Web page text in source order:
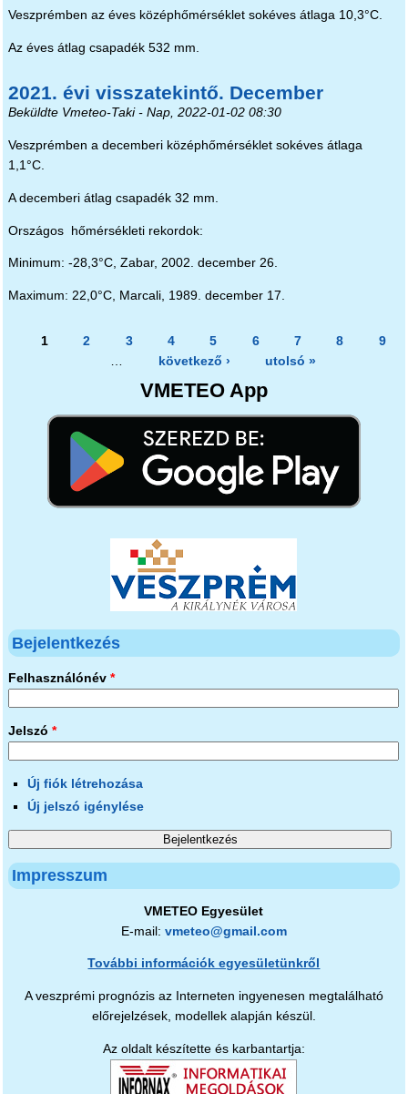
Veszprémben az éves középhőmérséklet sokéves átlaga 10,3°C.
Az éves átlag csapadék 532 mm.
2021. évi visszatekintő. December
Beküldte Vmeteo-Taki- Nap, 2022-01-02 08:30
Veszprémben a decemberi középhőmérséklet sokéves átlaga
1,1°C.
A decemberi átlag csapadék 32 mm.
Országos hőmérsékleti rekordok:
Minimum: -28,3°C, Zabar, 2002. december 26.
Maximum: 22,0°C, Marcali, 1989. december 17.
Oldalak
1 2 3 4 5 6 7 8
9
következő › utolsó »
VMETEO App
Bejelentkezés
Felhasználónév *
Jelszó *
Új fiók létrehozása
Új jelszó igénylése
Impresszum
VMETEO Egyesület
E-mail: vmeteo@gmail.com
További információk egyesületünkről
A veszprémi prognózis az Interneten ingyenesen megtalálható
előrejelzések, modellek alapján készül.
Az oldalt készítette és karbantartja: